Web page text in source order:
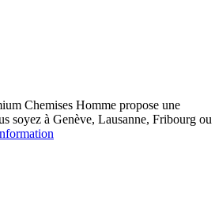
Chemises Homme propose une
soyez à Genève, Lausanne, Fribourg ou